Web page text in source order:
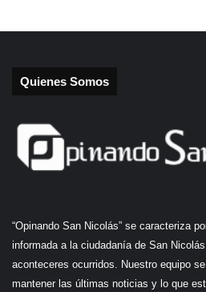
Quienes Somos
“Opinando San Nicolás” se caracteriza
informada a la ciudadanía de San
aconteceres ocurridos. Nuestro equipo
mantener las últimas noticias y lo que